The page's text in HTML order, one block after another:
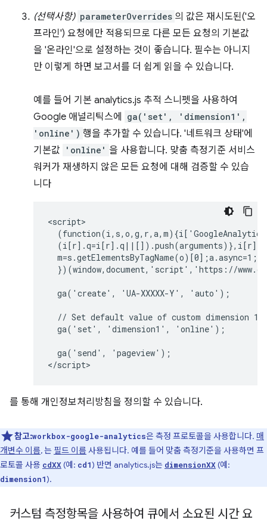
(선택사항) parameterOverrides 의 값은 재시도된('오
프라인') 요청에만 적용되므로 다른 모든 요청의 기본값
을 '온라인'으로 설정하는 것이 좋습니다. 필수는 아니지
만 이렇게 하면 보고서를 더 쉽게 읽을 수 있습니다.
예를 들어 기본 analytics.js 추적 스니펫을 사용하여
Google 애널리틱스에
ga('set', 'dimension1',
'online') 행을 추가할 수 있습니다. '네트워크 상태'에
기본값 'online' 을 사용합니다. 맞춤 측정기준 서비스
워커가 재생하지 않은 모든 요청에 대해 검증할 수 있습
니다
<script>
})(window,document,'script','https://
  ga('create', 'UA-XXXXX-Y', 'auto');
// Set default value of custom dimension 1
  ga('set', 'dimension1', 'online');
  ga('send', 'pageview');
를 통해 개인정보처리방침을 정의할 수 있습니다.
참고:workbox-google-analytics은 측정 프로토콜을 사용합니다. 매
개변수 이름, 는 필드 이름 사용됩니다. 예를 들어 맞춤 측정기준을 사용하면 프
로토콜 사용 cdXX(예: cd1) 반면 analytics.js는 dimensionXX(예:
dimension1).
커스텀 측정항목을 사용하여 큐에서 소요된 시간 요